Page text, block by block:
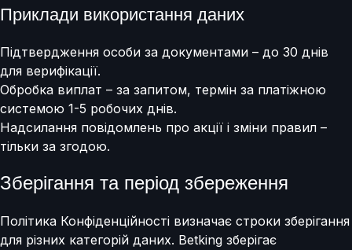
Приклади використання даних
Підтвердження особи за документами – до 30 днів
для верифікації.
Обробка виплат – за запитом, термін за платіжною
системою 1-5 робочих днів.
Надсилання повідомлень про акції і зміни правил –
тільки за згодою.
Зберігання та період збереження
Політика Конфіденційності визначає строки зберігання
для різних категорій даних. Betking зберігає